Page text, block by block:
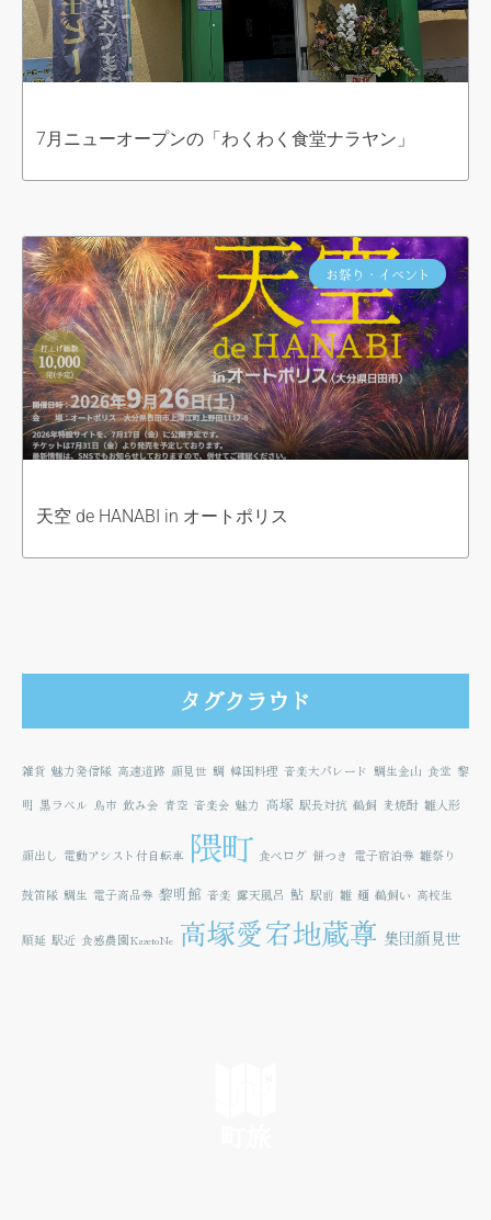
7月ニューオープンの「わくわく食堂ナラヤン」
お祭り・イベント
天空 de HANABI in オートポリス
タグクラウド
雑貨 魅力発信隊 高速道路 顔見世 鯛 韓国料理 音楽大パレード 鯛生金山 食堂 黎
明 黒ラベル 鳥市 飲み会 青空 音楽会 魅力 高塚 駅長対抗 鵜飼 麦焼酎 雛人形
顔出し 電動アシスト付自転車 隈町 食べログ 餅つき 電子宿泊券 雛祭り
鼓笛隊 鯛生 電子商品券 黎明館 音楽 露天風呂 鮎 駅前 雛 麺 鵜飼い 高校生
順延 駅近 食感農園KazetoNe 高塚愛宕地蔵尊 集団顔見世